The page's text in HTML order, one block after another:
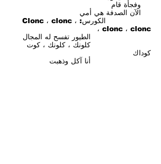
وفجأة قام
الآن الصدفة هي أمي
الكورس: Clonc ، clonc ،
clonc ، clonc ،
الطيور تفسح له المجال
كلونك ، كلونك ، كوت
كوداك
أنا آكل وذهبت